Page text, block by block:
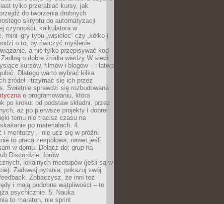
tylko przerabiać kursy, jak
do tworzenia drobnych
skryptu do automatyzacji
czynności, kalkulatora w
mini–gry typu „wisielec” czy „kółko i
o to, by ćwiczyć myślenie
a nie tylko przepisywać kod
o dobre źródła wiedzy W sieci
kursów, filmów i blogów – i łatwo
Dlatego warto wybrać kilka
źródeł i trzymać się ich przez
Świetnie sprawdzi się rozbudowana
o programowaniu, która
po kroku: od podstaw składni, przez
aż po pierwsze projekty i dobre
temu nie tracisz czasu na
po materiałach. 4.
i mentorzy – nie ucz się w próżni
to praca zespołowa, nawet jeśli
w domu. Dołącz do: grup na
Discordzie, forów
lokalnych meetupów (jeśli są w
Zadawaj pytania, pokazuj swój
Zobaczysz, że inni też
i mają podobne wątpliwości – to
psychicznie. 5. Nauka
to maraton, nie sprint